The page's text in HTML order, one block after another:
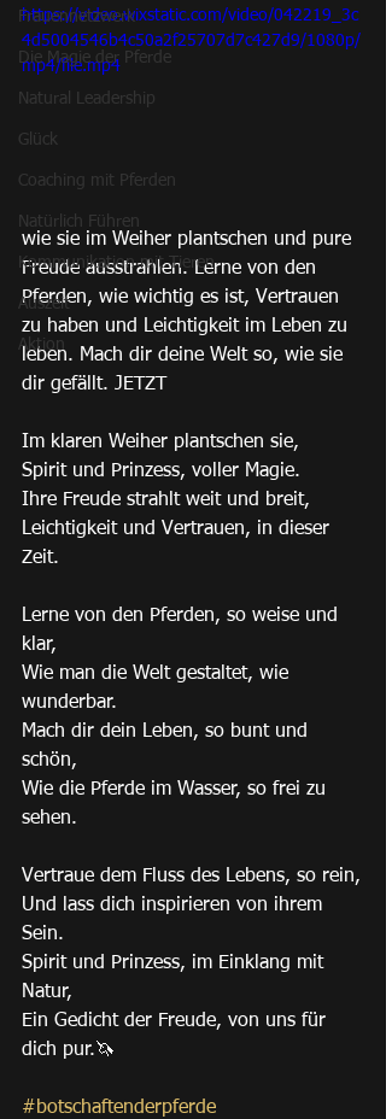
Frauennetzwerk
Die Magie der Pferde
Natural Leadership
Glück
Coaching mit Pferden
Natürlich Führen
Kommunikation mit Tieren
Auszeit
Aktion
https://video.wixstatic.com/video/042219_3c
4d5004546b4c50a2f25707d7c427d9/1080p/
mp4/file.mp4
wie sie im Weiher plantschen und pure
Freude ausstrahlen. Lerne von den
Pferden, wie wichtig es ist, Vertrauen
zu haben und Leichtigkeit im Leben zu
leben. Mach dir deine Welt so, wie sie
dir gefällt. JETZT
Im klaren Weiher plantschen sie,
Spirit und Prinzess, voller Magie.
Ihre Freude strahlt weit und breit,
Leichtigkeit und Vertrauen, in dieser
Zeit.
Lerne von den Pferden, so weise und
klar,
Wie man die Welt gestaltet, wie
wunderbar.
Mach dir dein Leben, so bunt und
schön,
Wie die Pferde im Wasser, so frei zu
sehen.
Vertraue dem Fluss des Lebens, so rein,
Und lass dich inspirieren von ihrem
Sein.
Spirit und Prinzess, im Einklang mit
Natur,
Ein Gedicht der Freude, von uns für
dich pur.🦄
#botschaftenderpferde